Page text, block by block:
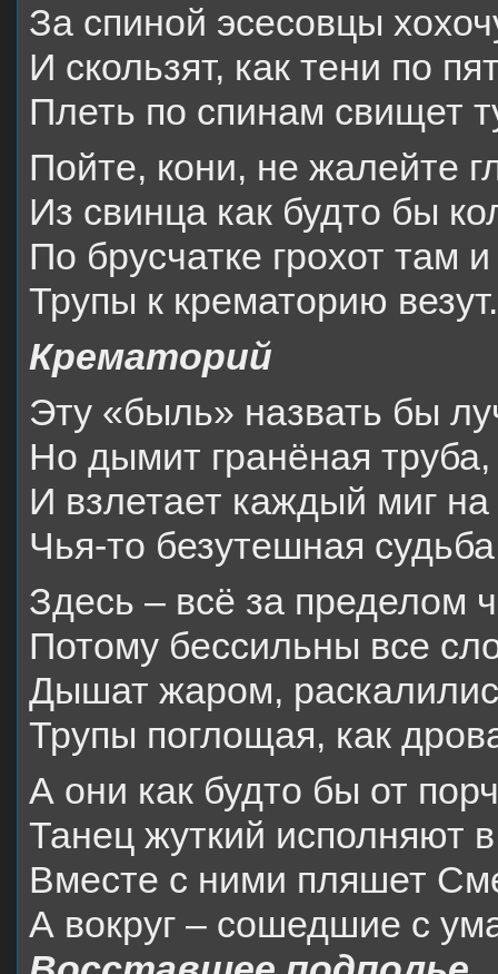
За спиной эсесовцы
И скользят, как тени по
Плеть по спинам свищет
Пойте, кони, не жалейте
Из свинца как будто бы
По брусчатке грохот там и
Трупы к крематорию везут.
Крематорий
Эту «быль» назвать бы
Но дымит гранёная труба,
И взлетает каждый миг
Чья-то безутешная
Здесь – всё за пределом
Потому бессильны все
Дышат жаром,
Трупы поглощая, как
А они как будто бы от
Танец жуткий исполняют
Вместе с ними пляшет
А вокруг – сошедшие с